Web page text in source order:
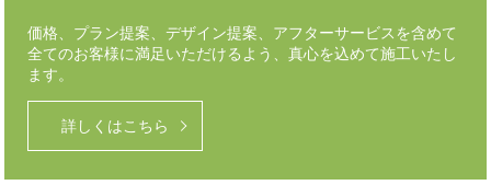
価格、プラン提案、デザイン提案、アフターサービスを含めて
全てのお客様に満足いただけるよう、真心を込めて施工いたし
ます。
詳しくはこちら